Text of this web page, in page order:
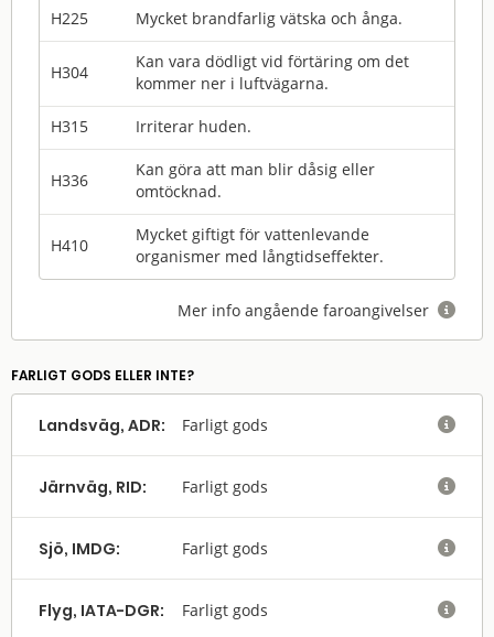
H225
Mycket brandfarlig vätska och ånga.
H304
Kan vara dödligt vid förtäring om det
kommer ner i luftvägarna.
H315 Irriterar huden.
H336
Kan göra att man blir dåsig eller
omtöcknad.
H410
Mycket giftigt för vattenlevande
organismer med långtidseffekter.
Mer info angående faroangivelser 
FARLIGT GODS ELLER INTE?
Landsväg, ADR: Farligt gods 
Järnväg, RID: Farligt gods 
Sjö, IMDG: Farligt gods 
Flyg, IATA-DGR: Farligt gods 